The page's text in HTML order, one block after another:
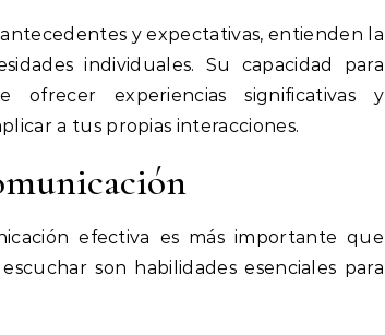
y expectativas, entienden la
individuales. Su capacidad para
ofrecer experiencias significativas y
a tus propias interacciones.
efectiva es más importante que
son habilidades esenciales para